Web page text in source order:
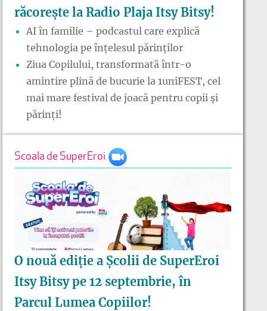
răcorește la Radio Plaja Itsy Bitsy!
AI în familie – podcastul care explică
tehnologia pe înțelesul părinților
Ziua Copilului, transformată într-o
amintire plină de bucurie la 1uniFEST, cel
mai mare festival de joacă pentru copii și
părinți!
Scoala de SuperEroi
O nouă ediție a Școlii de SuperEroi
Itsy Bitsy pe 12 septembrie, în
Parcul Lumea Copiilor!